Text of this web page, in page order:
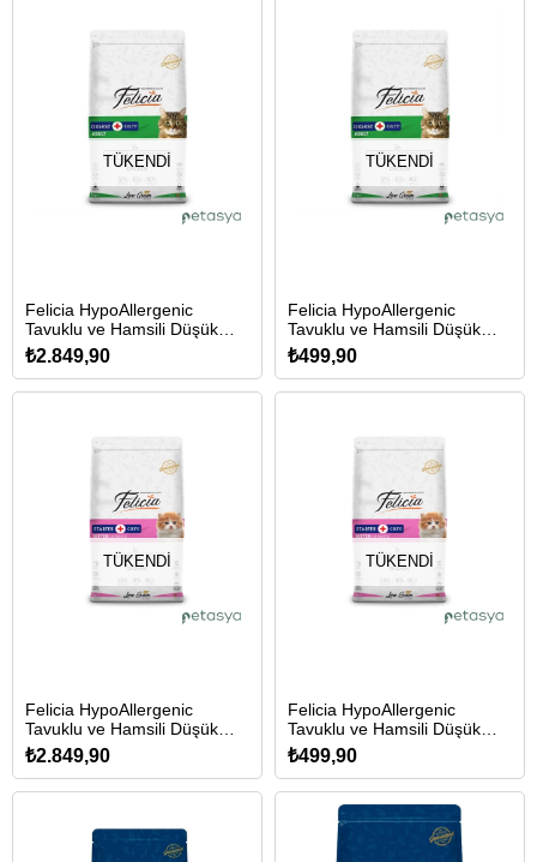
TÜKENDI
Felicia HypoAllergenic
Tavuklu ve Hamsili Düşük
Tahıllı Yetişkin Kedi Maması
12kg
₺2.849,90
TÜKENDI
Felicia HypoAllergenic
Tavuklu ve Hamsili Düşük
Tahıllı Yetişkin Kedi Maması
2kg
₺499,90
TÜKENDI
Felicia HypoAllergenic
Tavuklu ve Hamsili Düşük
Tahıllı Yavru Kedi Maması
12kg
₺2.849,90
TÜKENDI
Felicia HypoAllergenic
Tavuklu ve Hamsili Düşük
Tahıllı Yavru Kedi Maması
2kg
₺499,90